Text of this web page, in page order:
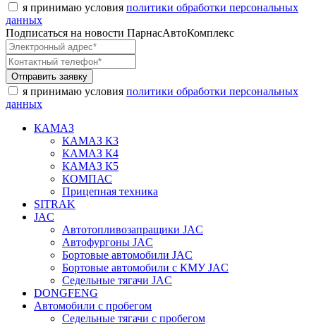
я принимаю условия политики обработки персональных
данных
Подписаться на новости ПарнасАвтоКомплекс
Отправить заявку
я принимаю условия политики обработки персональных
данных
КАМАЗ
КАМАЗ К3
КАМАЗ К4
КАМАЗ К5
КОМПАС
Прицепная техника
SITRAK
JAC
Автотопливозапращики JAC
Автофургоны JAC
Бортовые автомобили JAC
Бортовые автомобили с КМУ JAC
Седельные тягачи JAC
DONGFENG
Автомобили с пробегом
Седельные тягачи с пробегом